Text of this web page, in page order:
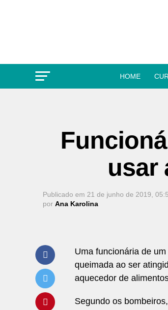
HOME
usar
Publicado em 21 de junho de 2019,
por Ana Karolina
Uma funcionária de
queimada ao ser
aquecedor de
Segundo os